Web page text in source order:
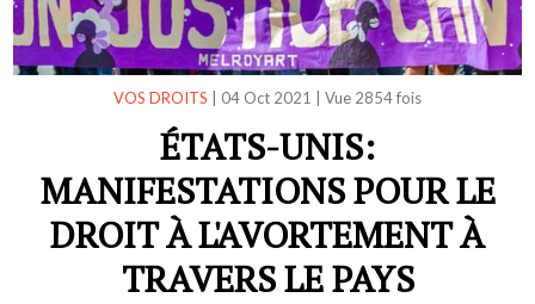
VOS DROITS 04 Oct 2021 Vue 2854 fois
ÉTATS-UNIS:
MANIFESTATIONS POUR LE
DROIT À L'AVORTEMENT À
TRAVERS LE PAYS